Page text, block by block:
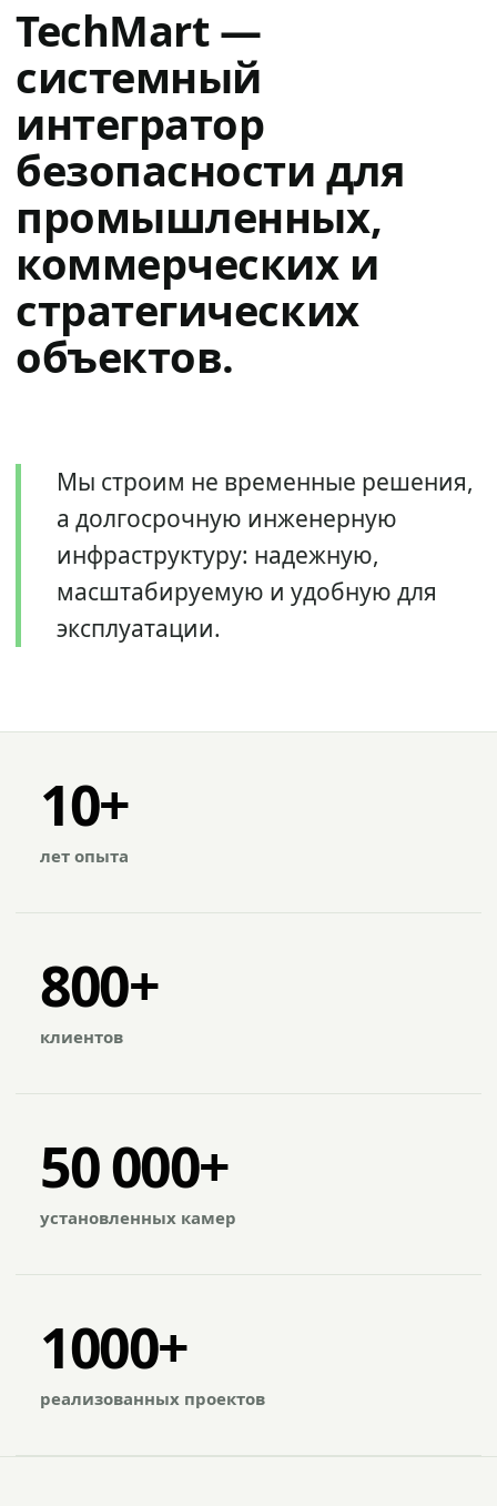
TechMart —
системный
интегратор
безопасности для
промышленных,
коммерческих и
стратегических
объектов.
Мы строим не временные решения,
а долгосрочную инженерную
инфраструктуру: надежную,
масштабируемую и удобную для
эксплуатации.
10+
лет опыта
800+
клиентов
50 000+
установленных камер
1000+
реализованных проектов